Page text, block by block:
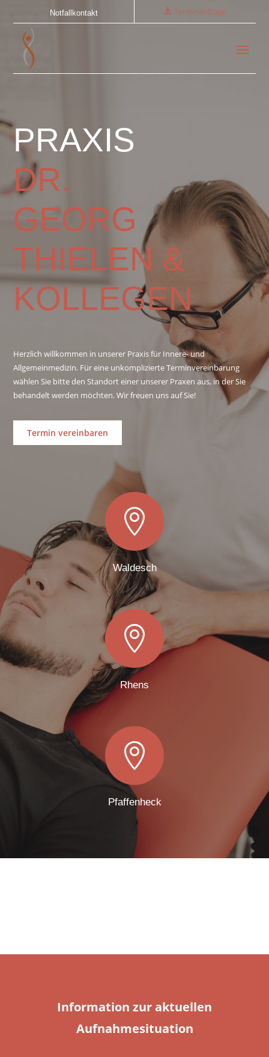
Notfallkontakt Terminanfrage
PRAXIS
DR.
GEORG
THIELEN &
KOLLEGEN
Herzlich willkommen in unserer Praxis für Innere- und
Allgemeinmedizin. Für eine unkomplizierte Terminvereinbarung
wählen Sie bitte den Standort einer unserer Praxen aus, in der Sie
behandelt werden möchten. Wir freuen uns auf Sie!
Termin vereinbaren

Waldesch

Rhens

Pfaffenheck
Information zur aktuellen
Aufnahmesituation